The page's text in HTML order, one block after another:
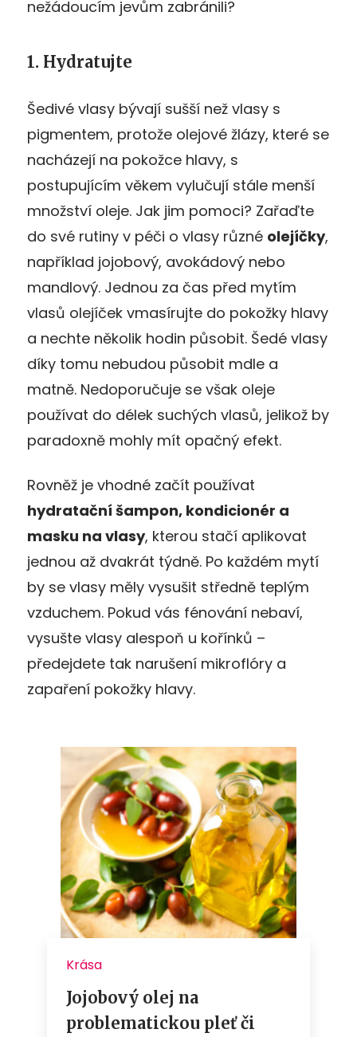
nežádoucím jevům zabránili?
1. Hydratujte
Šedivé vlasy bývají sušší než vlasy s
pigmentem, protože olejové žlázy, které se
nacházejí na pokožce hlavy, s
postupujícím věkem vylučují stále menší
množství oleje. Jak jim pomoci? Zařaďte
do své rutiny v péči o vlasy různé olejíčky,
například jojobový, avokádový nebo
mandlový. Jednou za čas před mytím
vlasů olejíček vmasírujte do pokožky hlavy
a nechte několik hodin působit. Šedé vlasy
díky tomu nebudou působit mdle a
matně. Nedoporučuje se však oleje
používat do délek suchých vlasů, jelikož by
paradoxně mohly mít opačný efekt.
Rovněž je vhodné začít používat
hydratační šampon, kondicionér a
masku na vlasy, kterou stačí aplikovat
jednou až dvakrát týdně. Po každém mytí
by se vlasy měly vysušit středně teplým
vzduchem. Pokud vás fénování nebaví,
vysušte vlasy alespoň u kořínků –
předejdete tak narušení mikroflóry a
zapaření pokožky hlavy.